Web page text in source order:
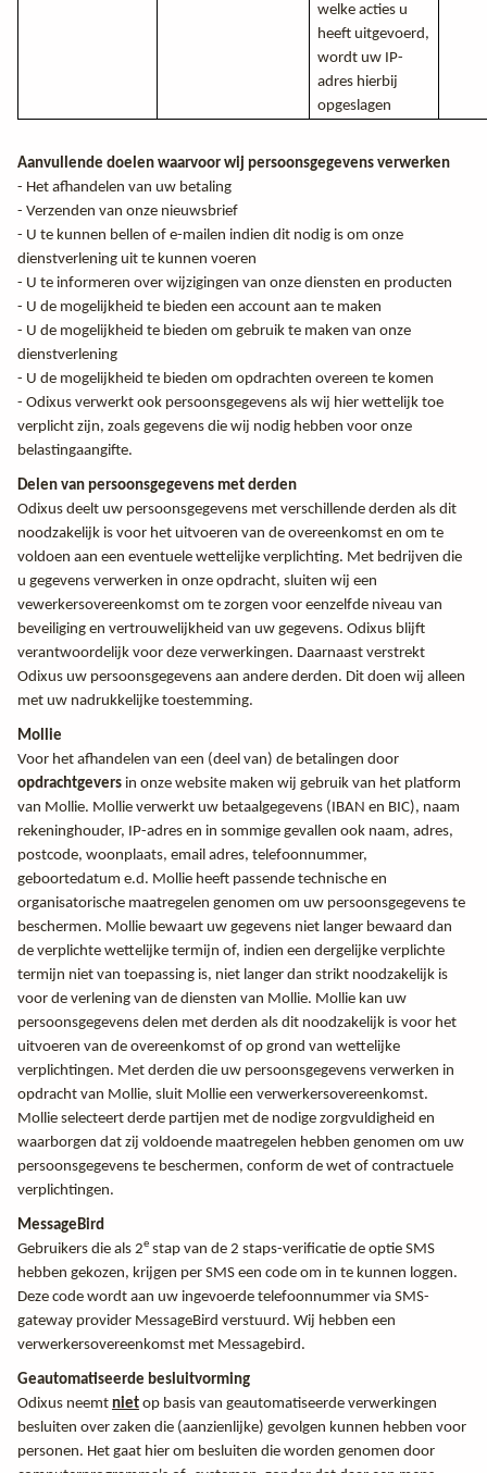
welke acties u
heeft uitgevoerd,
wordt uw IP-
adres hierbij
opgeslagen
Aanvullende doelen waarvoor wij persoonsgegevens verwerken
- Het afhandelen van uw betaling
- Verzenden van onze nieuwsbrief
- U te kunnen bellen of e-mailen indien dit nodig is om onze
dienstverlening uit te kunnen voeren
- U te informeren over wijzigingen van onze diensten en producten
- U de mogelijkheid te bieden een account aan te maken
- U de mogelijkheid te bieden om gebruik te maken van onze
dienstverlening
- U de mogelijkheid te bieden om opdrachten overeen te komen
- Odixus verwerkt ook persoonsgegevens als wij hier wettelijk toe
verplicht zijn, zoals gegevens die wij nodig hebben voor onze
belastingaangifte.
Delen van persoonsgegevens met derden
Odixus deelt uw persoonsgegevens met verschillende derden als dit
noodzakelijk is voor het uitvoeren van de overeenkomst en om te
voldoen aan een eventuele wettelijke verplichting. Met bedrijven die
u gegevens verwerken in onze opdracht, sluiten wij een
vewerkersovereenkomst om te zorgen voor eenzelfde niveau van
beveiliging en vertrouwelijkheid van uw gegevens. Odixus blijft
verantwoordelijk voor deze verwerkingen. Daarnaast verstrekt
Odixus uw persoonsgegevens aan andere derden. Dit doen wij alleen
met uw nadrukkelijke toestemming.
Mollie
Voor het afhandelen van een (deel van) de betalingen door
opdrachtgevers in onze website maken wij gebruik van het platform
van Mollie. Mollie verwerkt uw betaalgegevens (IBAN en BIC), naam
rekeninghouder, IP-adres en in sommige gevallen ook naam, adres,
postcode, woonplaats, email adres, telefoonnummer,
geboortedatum e.d. Mollie heeft passende technische en
organisatorische maatregelen genomen om uw persoonsgegevens te
beschermen. Mollie bewaart uw gegevens niet langer bewaard dan
de verplichte wettelijke termijn of, indien een dergelijke verplichte
termijn niet van toepassing is, niet langer dan strikt noodzakelijk is
voor de verlening van de diensten van Mollie. Mollie kan uw
persoonsgegevens delen met derden als dit noodzakelijk is voor het
uitvoeren van de overeenkomst of op grond van wettelijke
verplichtingen. Met derden die uw persoonsgegevens verwerken in
opdracht van Mollie, sluit Mollie een verwerkersovereenkomst.
Mollie selecteert derde partijen met de nodige zorgvuldigheid en
waarborgen dat zij voldoende maatregelen hebben genomen om uw
persoonsgegevens te beschermen, conform de wet of contractuele
verplichtingen.
MessageBird
Gebruikers die als 2e stap van de 2 staps-verificatie de optie SMS
hebben gekozen, krijgen per SMS een code om in te kunnen loggen.
Deze code wordt aan uw ingevoerde telefoonnummer via SMS-
gateway provider MessageBird verstuurd. Wij hebben een
verwerkersovereenkomst met Messagebird.
Geautomatiseerde besluitvorming
Odixus neemt niet op basis van geautomatiseerde verwerkingen
besluiten over zaken die (aanzienlijke) gevolgen kunnen hebben voor
personen. Het gaat hier om besluiten die worden genomen door